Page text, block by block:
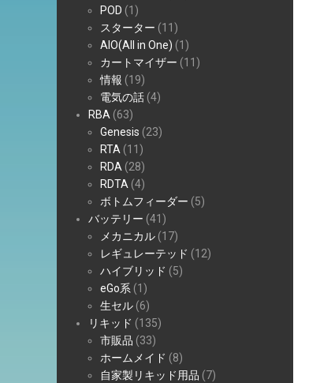
POD (1)
スターター (11)
AIO(All in One) (1)
カートマイザー (11)
情報 (19)
電気の話 (4)
RBA (63)
Genesis (23)
RTA (11)
RDA (28)
RDTA (4)
ボトムフィーダー (5)
バッテリー (41)
メカニカル (17)
レギュレーテッド (12)
ハイブリッド (5)
eGo系 (1)
生セル (6)
リキッド (135)
市販品 (33)
ホームメイド (8)
自家製リキッド用品 (7)